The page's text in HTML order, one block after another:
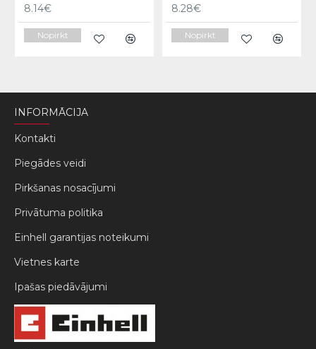
8.14€
Nopirkt
8.28€
Nopirkt
INFORMĀCIJA
Kontakti
Piegādes veidi
Pirkšanas nosacījumi
Privātuma politika
Einhell garantijas noteikumi
Vietnes karte
Ipašas piedāvājumi